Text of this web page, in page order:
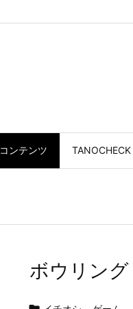
コンテンツ TANOCHECK
ボウリング